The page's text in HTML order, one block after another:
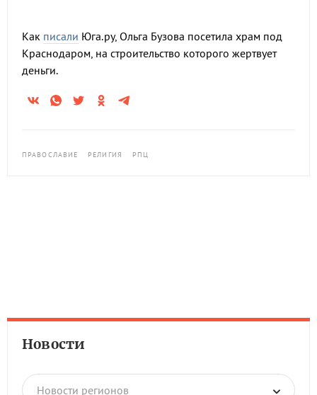
Как писали Юга.ру, Ольга Бузова посетила храм под
Краснодаром, на строительство которого жертвует
деньги.
ПРАВОСЛАВИЕ РЕЛИГИЯ РПЦ
Новости
Новости регионов